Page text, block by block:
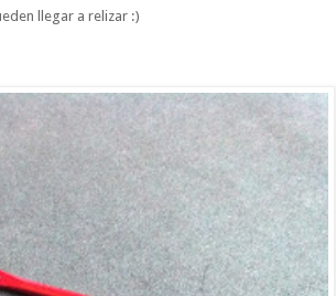
llegar a relizar :)